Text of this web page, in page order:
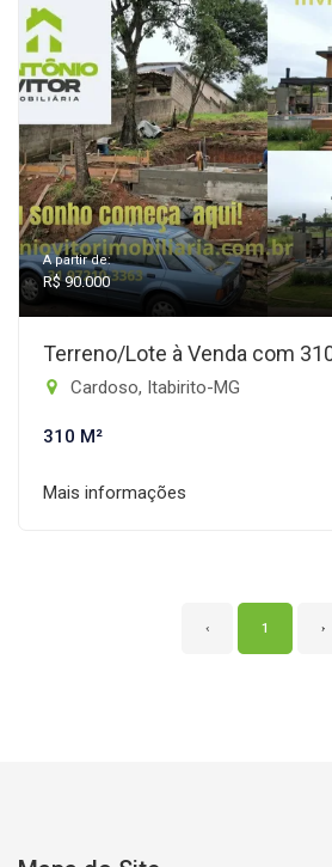
A partir de:
R$ 90.000
Terreno/Lote à Venda com
Cardoso, Itabirito-MG
310 M²
Mais informações
‹ 1 ›